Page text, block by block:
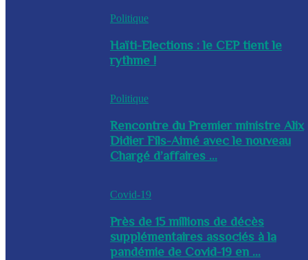
Politique
Haïti-Elections : le CEP tient le
rythme !
Politique
Rencontre du Premier ministre Alix
Didier Fils-Aimé avec le nouveau
Chargé d’affaires ...
Covid-19
Près de 15 millions de décès
supplémentaires associés à la
pandémie de Covid-19 en ...